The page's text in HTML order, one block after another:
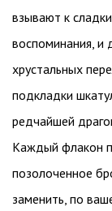
взывают к
воспоминания, и
хрустальных
подкладки
редчайшей
Каждый флакон
позолоченное
заменить, по